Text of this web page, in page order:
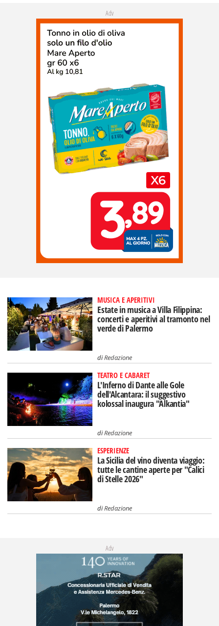
Adv
MUSICA E APERITIVI
Estate in musica a Villa Filippina:
concerti e aperitivi al tramonto nel
verde di Palermo
diRedazione
TEATRO E CABARET
L'Inferno di Dante alle Gole
dell'Alcantara: il suggestivo
kolossal inaugura "Alkantia"
diRedazione
ESPERIENZE
La Sicilia del vino diventa viaggio:
tutte le cantine aperte per "Calici
di Stelle 2026"
diRedazione
Adv